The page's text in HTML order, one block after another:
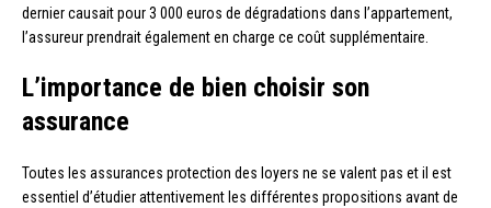
dernier causait pour 3 000 euros de dégradations dans l’appartement,
l’assureur prendrait également en charge ce coût supplémentaire.
L’importance de bien choisir son
assurance
Toutes les assurances protection des loyers ne se valent pas et il est
essentiel d’étudier attentivement les différentes propositions avant de